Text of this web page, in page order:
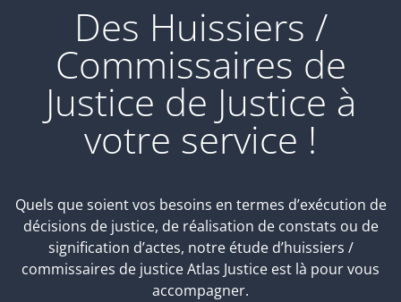
Des Huissiers /
Commissaires de
Justice de Justice à
votre service !
Quels que soient vos besoins en termes d’exécution de
décisions de justice, de réalisation de constats ou de
signification d’actes, notre étude d’huissiers /
commissaires de justice Atlas Justice est là pour vous
accompagner.